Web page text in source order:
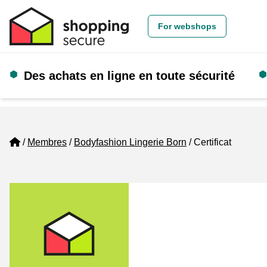
For webshops
Des achats en ligne en toute sécurité
Home
Membres Bodyfashion Lingerie Born Certificat